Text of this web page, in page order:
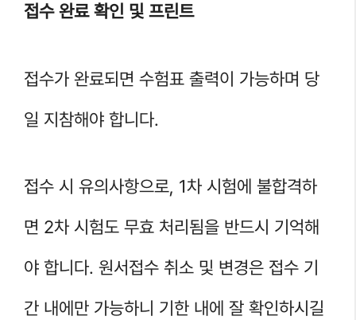
접수 완료 확인 및 프린트
접수가 완료되면 수험표 출력이 가능하며 당
일 지참해야 합니다.
접수 시 유의사항으로, 1차 시험에 불합격하
면 2차 시험도 무효 처리됨을 반드시 기억해
야 합니다. 원서접수 취소 및 변경은 접수 기
간 내에만 가능하니 기한 내에 잘 확인하시길